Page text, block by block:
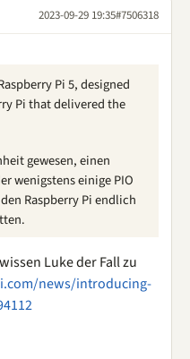
2023-09-29 19:35#7506318
Pi 5, designed
Pi that delivered the
gewesen, einen
wenigstens einige PIO
Raspberry Pi endlich
Luke der Fall zu
news/introducing-